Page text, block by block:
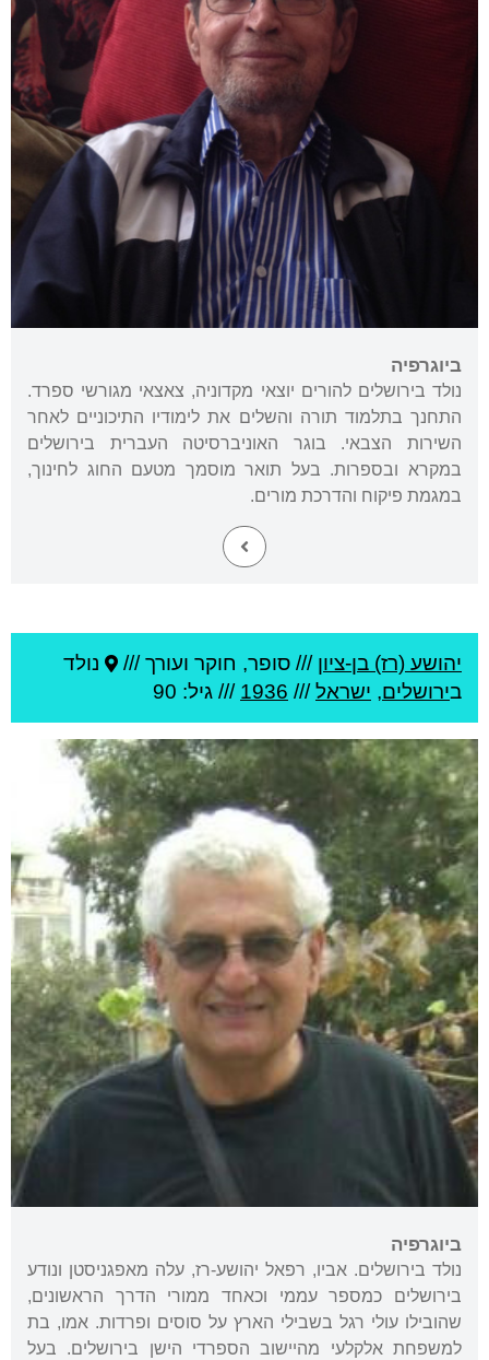
ביוגרפיה
נולד בירושלים להורים יוצאי מקדוניה, צאצאי מגורשי ספרד.
התחנך בתלמוד תורה והשלים את לימודיו התיכוניים לאחר
השירות הצבאי. בוגר האוניברסיטה העברית בירושלים
במקרא ובספרות. בעל תואר מוסמך מטעם החוג לחינוך,
במגמת פיקוח והדרכת מורים.
יהושע (רז) בן-ציון /// סופר, חוקר ועורך ///
נולד
בירושלים, ישראל///
1936 /// גיל: 90
ביוגרפיה
נולד בירושלים. אביו, רפאל יהושע-רז, עלה מאפגניסטן ונודע
בירושלים כמספר עממי וכאחד ממורי הדרך הראשונים,
שהובילו עולי רגל בשבילי הארץ על סוסים ופרדות. אמו, בת
למשפחת אלקלעי מהיישוב הספרדי הישן בירושלים. בעל